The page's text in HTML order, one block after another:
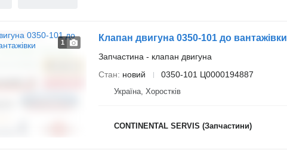
1
Клапан двигуна 0350-101 до вантажівки
Запчастина - клапан двигуна
Стан
новий 0350-101 Ц0000194887
Україна, Хоростків
CONTINENTAL SERVIS (Запчастини)